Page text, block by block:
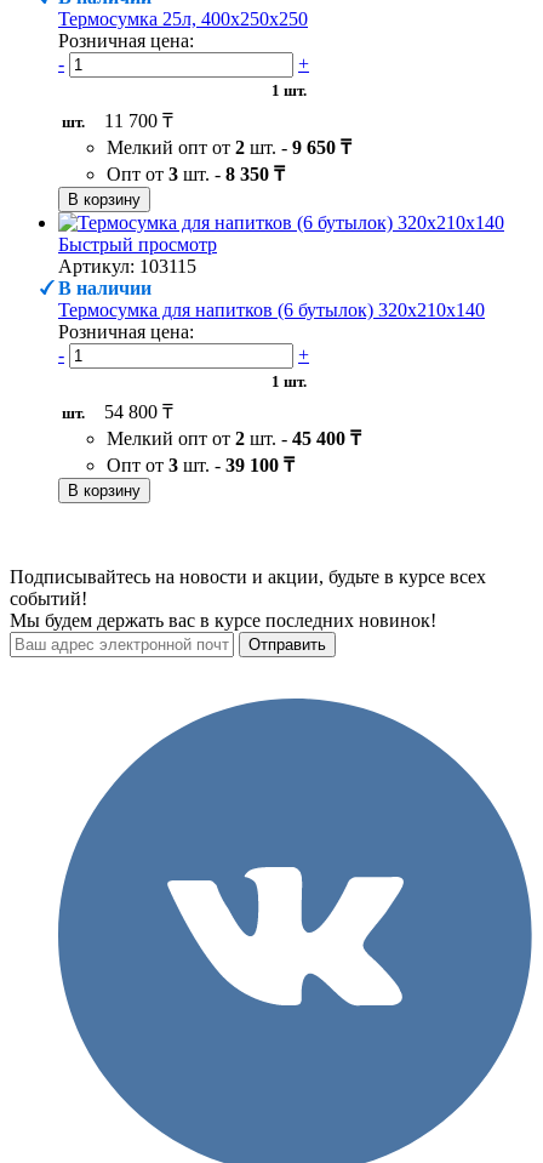
Термосумка 25л, 400х250х250
Розничная цена:
-
+
1 шт.
шт.
11 700 ₸
Мелкий опт от 2 шт. - 9 650 ₸
Опт от 3 шт. - 8 350 ₸
В корзину
Быстрый просмотр
Артикул: 103115
В наличии
Термосумка для напитков (6 бутылок) 320х210х140
Розничная цена:
-
+
1 шт.
шт.
54 800 ₸
Мелкий опт от 2 шт. - 45 400 ₸
Опт от 3 шт. - 39 100 ₸
В корзину
Подписывайтесь на новости и акции, будьте в курсе всех
событий!
Мы будем держать вас в курсе последних новинок!